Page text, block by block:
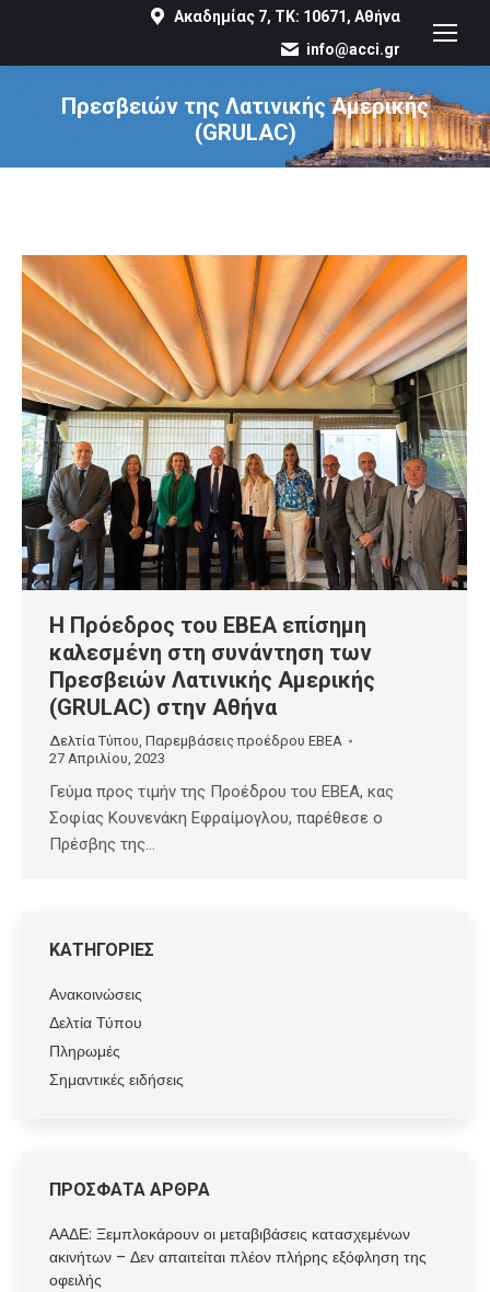
Ακαδημίας 7, ΤΚ: 10671, Αθήνα
info@acci.gr
Πρεσβειών της Λατινικής Αμερικής
(GRULAC)
You are here:
Η Πρόεδρος του ΕΒΕΑ επίσημη
καλεσμένη στη συνάντηση των
Πρεσβειών Λατινικής Αμερικής
(GRULAC) στην Αθήνα
Δελτία Τύπου Παρεμβάσεις προέδρου ΕΒΕΑ
27 Απριλίου, 2023
Γεύμα προς τιμήν της Προέδρου του ΕΒΕΑ, κας
Σοφίας Κουνενάκη Εφραίμογλου, παρέθεσε ο
Πρέσβης της…
ΚΑΤΗΓΟΡΙΕΣ
Ανακοινώσεις
Δελτία Τύπου
Πληρωμές
Σημαντικές ειδήσεις
ΠΡΟΣΦΑΤΑ ΑΡΘΡΑ
ΑΑΔΕ: Ξεμπλοκάρουν οι μεταβιβάσεις κατασχεμένων
ακινήτων – Δεν απαιτείται πλέον πλήρης εξόφληση της
οφειλής